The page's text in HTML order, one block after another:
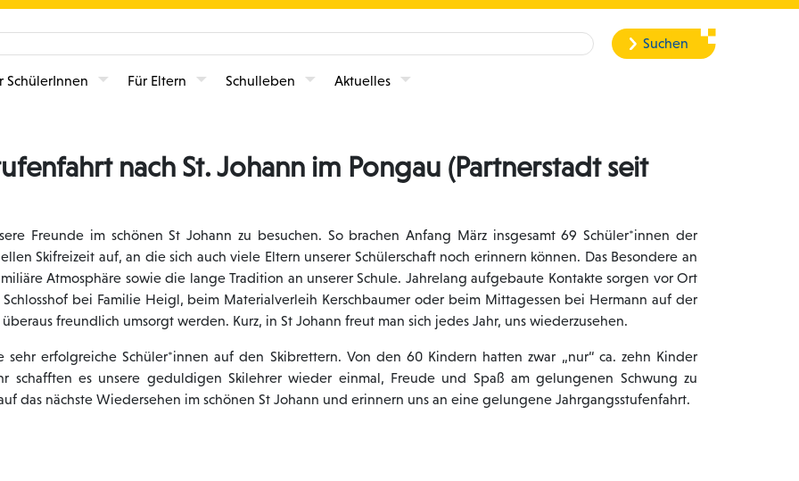
Suchen
SchülerInnen Für Eltern Schulleben Aktuelles
nach St. Johann im Pongau (Partnerstadt seit
Freunde im schönen St Johann zu besuchen. So brachen Anfang März insgesamt 69 Schüler*innen der
Skifreizeit auf, an die sich auch viele Eltern unserer Schülerschaft noch erinnern können. Das Besondere an
Atmosphäre sowie die lange Tradition an unserer Schule. Jahrelang aufgebaute Kontakte sorgen vor Ort
bei Familie Heigl, beim Materialverleih Kerschbaumer oder beim Mittagessen bei Hermann auf der
freundlich umsorgt werden. Kurz, in St Johann freut man sich jedes Jahr, uns wiederzusehen.
erfolgreiche Schüler*innen auf den Skibrettern. Von den 60 Kindern hatten zwar „nur“ ca. zehn Kinder
schafften es unsere geduldigen Skilehrer wieder einmal, Freude und Spaß am gelungenen Schwung zu
das nächste Wiedersehen im schönen St Johann und erinnern uns an eine gelungene Jahrgangsstufenfahrt.